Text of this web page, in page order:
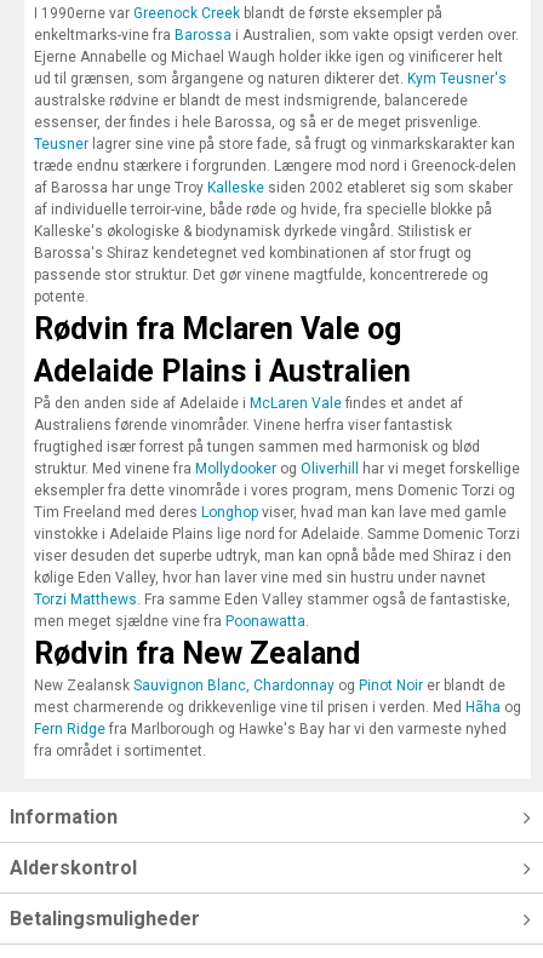
I 1990erne var Greenock Creek blandt de første eksempler på
enkeltmarks-vine fra Barossa i Australien, som vakte opsigt verden over.
Ejerne Annabelle og Michael Waugh holder ikke igen og vinificerer helt
ud til grænsen, som årgangene og naturen dikterer det. Kym Teusner's
australske rødvine er blandt de mest indsmigrende, balancerede
essenser, der findes i hele Barossa, og så er de meget prisvenlige.
Teusner lagrer sine vine på store fade, så frugt og vinmarkskarakter kan
træde endnu stærkere i forgrunden. Længere mod nord i Greenock-delen
af Barossa har unge Troy Kalleske siden 2002 etableret sig som skaber
af individuelle terroir-vine, både røde og hvide, fra specielle blokke på
Kalleske's økologiske & biodynamisk dyrkede vingård. Stilistisk er
Barossa's Shiraz kendetegnet ved kombinationen af stor frugt og
passende stor struktur. Det gør vinene magtfulde, koncentrerede og
potente.
Rødvin fra Mclaren Vale og
Adelaide Plains i Australien
På den anden side af Adelaide i McLaren Vale findes et andet af
Australiens førende vinområder. Vinene herfra viser fantastisk
frugtighed især forrest på tungen sammen med harmonisk og blød
struktur. Med vinene fra Mollydooker og Oliverhill
har vi meget forskellige
eksempler fra dette vinområde i vores program, mens Domenic Torzi og
Tim Freeland med deres Longhop viser, hvad man kan lave med gamle
vinstokke i Adelaide Plains lige nord for Adelaide. Samme Domenic Torzi
viser desuden det superbe udtryk, man kan opnå både med Shiraz i den
kølige Eden Valley, hvor han laver vine med sin hustru under navnet
Torzi Matthews. Fra samme Eden Valley stammer også de fantastiske,
men meget sjældne vine fra Poonawatta.
Rødvin fra New Zealand
New Zealansk Sauvignon Blanc, Chardonnay og Pinot Noir er blandt de
mest charmerende og drikkevenlige vine til prisen i verden. Med Hãha og
Fern Ridge fra Marlborough og Hawke's Bay har vi den varmeste nyhed
fra området i sortimentet.
Information
Alderskontrol
Betalingsmuligheder